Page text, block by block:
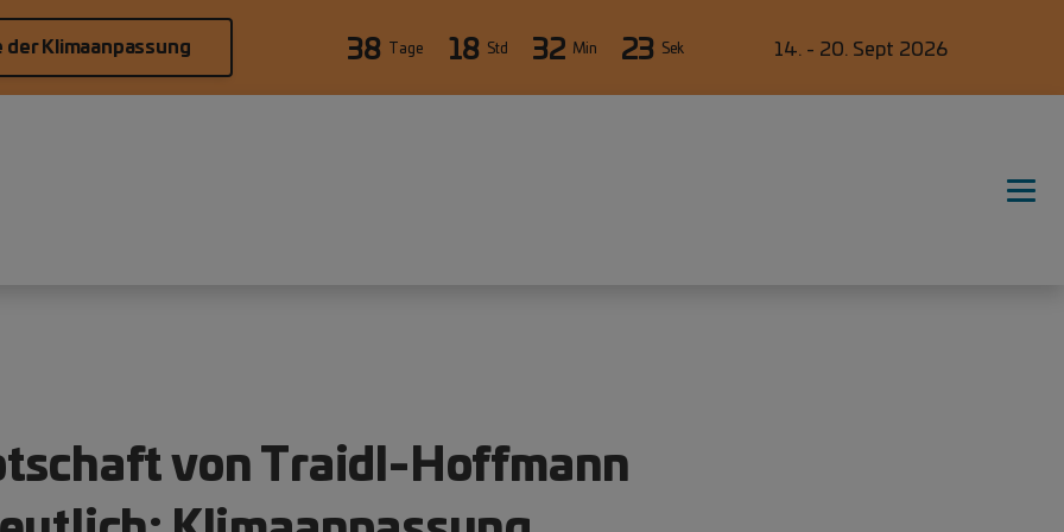
Klimaanpassung
38 Tage 18 Std 32 Min 22 Sek 14. - 20. Sept 2026
von Traidl-Hoffmann